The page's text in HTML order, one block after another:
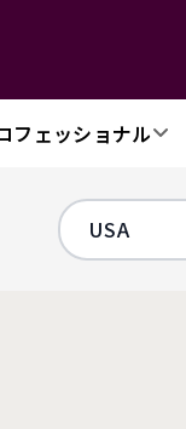
フェッショナル